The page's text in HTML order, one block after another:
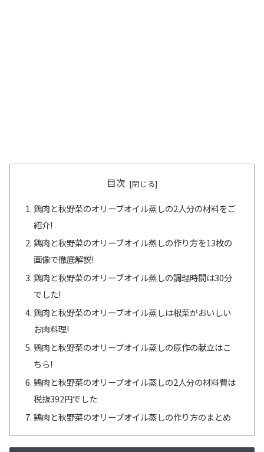
目次
鶏肉と秋野菜のオリーブオイル蒸しの2人分の材料をご
紹介!
鶏肉と秋野菜のオリーブオイル蒸しの作り方を13枚の
画像で徹底解説!
鶏肉と秋野菜のオリーブオイル蒸しの調理時間は30分
でした!
鶏肉と秋野菜のオリーブオイル蒸しは根菜がおいしい
お肉料理!
鶏肉と秋野菜のオリーブオイル蒸しの原作の献立はこ
ちら!
鶏肉と秋野菜のオリーブオイル蒸しの2人分の材料費は
税抜392円でした
鶏肉と秋野菜のオリーブオイル蒸しの作り方のまとめ